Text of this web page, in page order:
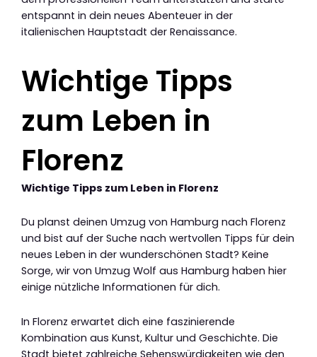
entspannt in dein neues Abenteuer in der
italienischen Hauptstadt der Renaissance.
Wichtige Tipps
zum Leben in
Florenz
Wichtige Tipps zum Leben in Florenz
Du planst deinen Umzug von Hamburg nach Florenz
und bist auf der Suche nach wertvollen Tipps für dein
neues Leben in der wunderschönen Stadt? Keine
Sorge, wir von Umzug Wolf aus Hamburg haben hier
einige nützliche Informationen für dich.
In Florenz erwartet dich eine faszinierende
Kombination aus Kunst, Kultur und Geschichte. Die
Stadt bietet zahlreiche Sehenswürdigkeiten wie den